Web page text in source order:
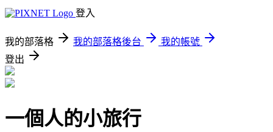
登入
我的部落格 我的部落格後台
我的帳號
登出
一個人的小旅行